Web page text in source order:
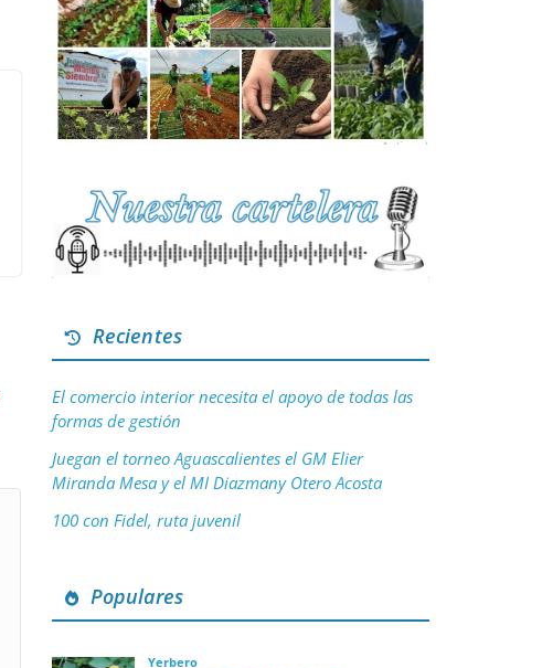
Recientes
El comercio interior necesita el apoyo de todas las
formas de gestión
Juegan el torneo Aguascalientes el GM Elier
Miranda Mesa y el MI Diazmany Otero Acosta
100 con Fidel, ruta juvenil
Populares